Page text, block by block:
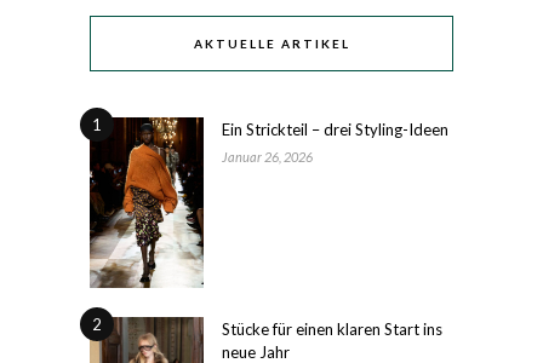
AKTUELLE ARTIKEL
1 Ein Strickteil – drei Styling-Ideen
Januar 26, 2026
2
Stücke für einen klaren Start ins
neue Jahr